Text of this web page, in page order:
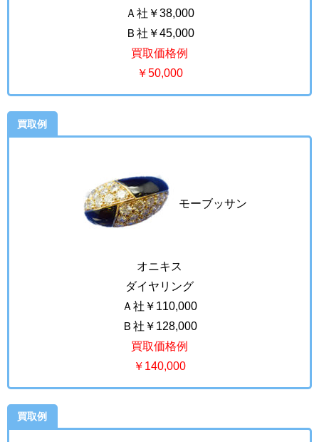
Ａ社￥38,000
Ｂ社￥45,000
買取価格例
￥50,000
買取例
モーブッサン
オニキス
ダイヤリング
Ａ社￥110,000
Ｂ社￥128,000
買取価格例
￥140,000
買取例